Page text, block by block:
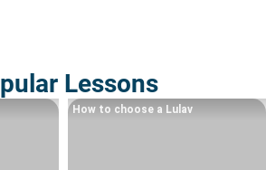
Lessons
How to choose a Lulav